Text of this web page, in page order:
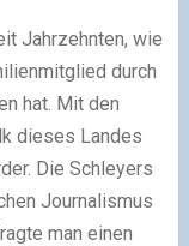
Jahrzehnten, wie
durch
hat. Mit den
dieses Landes
Die Schleyers
Journalismus
man einen